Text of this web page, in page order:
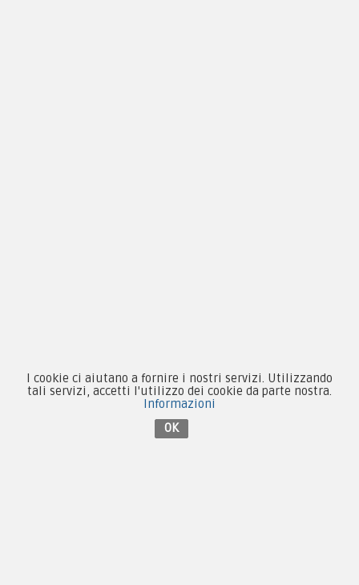
Contattaci su Facebook
I cookie ci aiutano a fornire i nostri servizi. Utilizzando
tali servizi, accetti l'utilizzo dei cookie da parte nostra.
Informazioni
OK